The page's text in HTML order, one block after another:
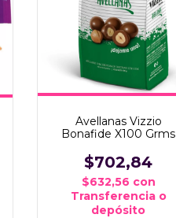
Avellanas Vizzio
Bonafide X100 Grms
$702,84
$632,56 con
Transferencia o
depósito